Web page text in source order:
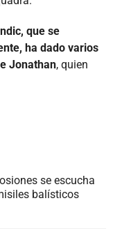
que se
ha dado varios
Jonathan, quien
se escucha
balísticos